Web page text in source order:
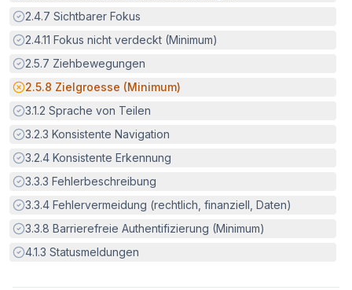
Erfüllt:
2.4.7 Sichtbarer Fokus
Erfüllt:
2.4.11 Fokus nicht verdeckt (Minimum)
Erfüllt:
2.5.7 Ziehbewegungen
Potenzielle Barriere:
2.5.8 Zielgroesse (Minimum)
Erfüllt:
3.1.2 Sprache von Teilen
Erfüllt:
3.2.3 Konsistente Navigation
Erfüllt:
3.2.4 Konsistente Erkennung
Erfüllt:
3.3.3 Fehlerbeschreibung
Erfüllt:
3.3.4 Fehlervermeidung (rechtlich, finanziell, Daten)
Erfüllt:
3.3.8 Barrierefreie Authentifizierung (Minimum)
Erfüllt:
4.1.3 Statusmeldungen